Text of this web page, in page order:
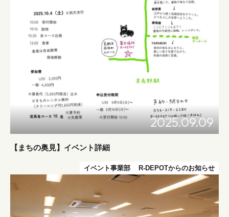
2025.09.09
【まちの奥見】イベント詳細
イベント事業部 R-DEPOTからのお知らせ